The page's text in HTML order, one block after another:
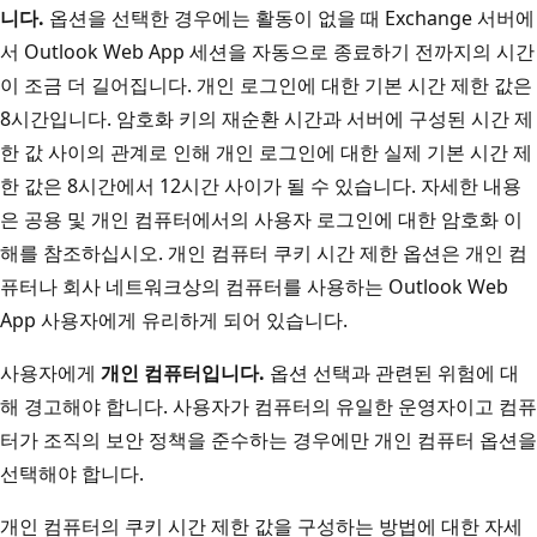
니다. 옵션을 선택한 경우에는 활동이 없을 때 Exchange 서버에
서 Outlook Web App 세션을 자동으로 종료하기 전까지의 시간
이 조금 더 길어집니다. 개인 로그인에 대한 기본 시간 제한 값은
8시간입니다. 암호화 키의 재순환 시간과 서버에 구성된 시간 제
한 값 사이의 관계로 인해 개인 로그인에 대한 실제 기본 시간 제
한 값은 8시간에서 12시간 사이가 될 수 있습니다. 자세한 내용
은 공용 및 개인 컴퓨터에서의 사용자 로그인에 대한 암호화 이
해를 참조하십시오. 개인 컴퓨터 쿠키 시간 제한 옵션은 개인 컴
퓨터나 회사 네트워크상의 컴퓨터를 사용하는 Outlook Web
App 사용자에게 유리하게 되어 있습니다.
사용자에게 개인 컴퓨터입니다. 옵션 선택과 관련된 위험에 대
해 경고해야 합니다. 사용자가 컴퓨터의 유일한 운영자이고 컴퓨
터가 조직의 보안 정책을 준수하는 경우에만 개인 컴퓨터 옵션을
선택해야 합니다.
개인 컴퓨터의 쿠키 시간 제한 값을 구성하는 방법에 대한 자세